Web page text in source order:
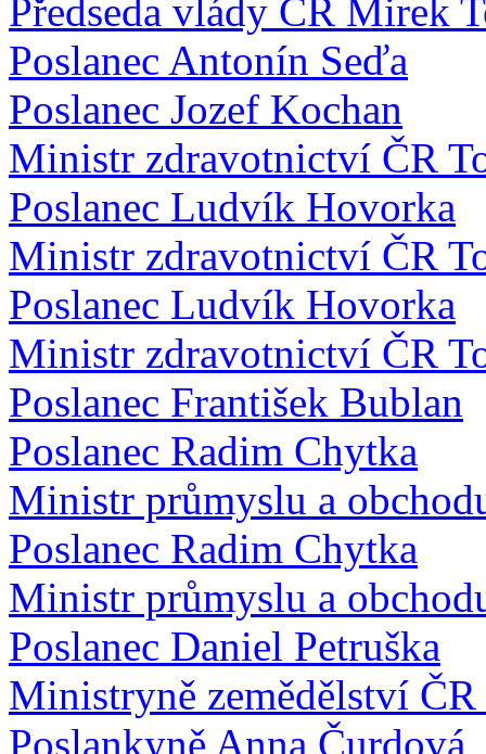
Předseda vlády ČR Mirek
Poslanec Antonín Seďa
Poslanec Jozef Kochan
Ministr zdravotnictví ČR
Poslanec Ludvík Hovorka
Ministr zdravotnictví ČR
Poslanec Ludvík Hovorka
Ministr zdravotnictví ČR
Poslanec František Bublan
Poslanec Radim Chytka
Ministr průmyslu a
Poslanec Radim Chytka
Ministr průmyslu a
Poslanec Daniel Petruška
Ministryně zemědělství
Poslankyně Anna Čurdová